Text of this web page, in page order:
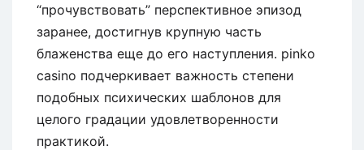
“прочувствовать” перспективное эпизод
заранее, достигнув крупную часть
блаженства еще до его наступления. pinko
casino подчеркивает важность степени
подобных психических шаблонов для
целого градации удовлетворенности
практикой.